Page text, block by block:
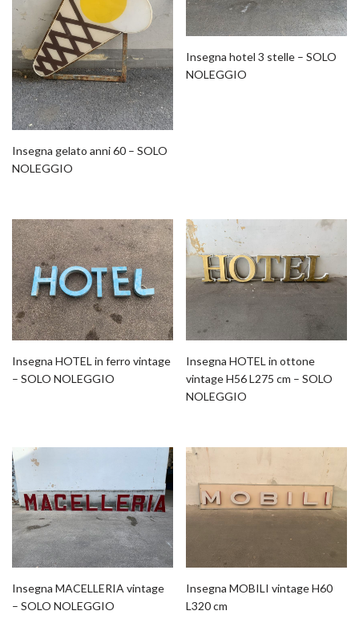
Insegna gelato anni 60 – SOLO
NOLEGGIO
Insegna hotel 3 stelle – SOLO
NOLEGGIO
Insegna HOTEL in ferro vintage
– SOLO NOLEGGIO
Insegna HOTEL in ottone
vintage H56 L275 cm – SOLO
NOLEGGIO
Insegna MACELLERIA vintage
– SOLO NOLEGGIO
Insegna MOBILI vintage H60
L320 cm